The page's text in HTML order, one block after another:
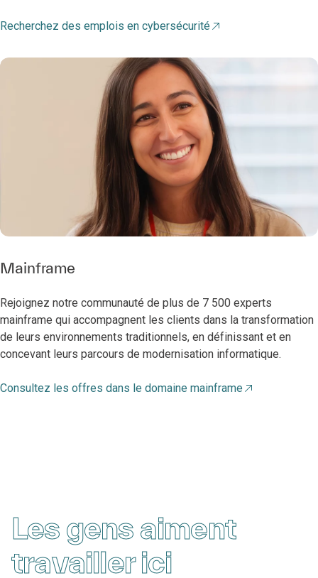
Recherchez des emplois en cybersécurité
Mainframe
Rejoignez notre communauté de plus de 7 500 experts
mainframe qui accompagnent les clients dans la transformation
de leurs environnements traditionnels, en définissant et en
concevant leurs parcours de modernisation informatique.
Consultez les offres dans le domaine mainframe
Les gens aiment
travailler ici